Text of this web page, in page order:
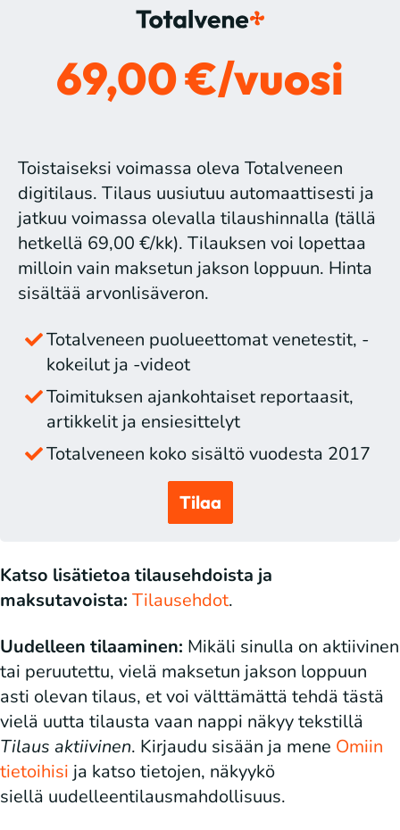
69,00 €/vuosi
Toistaiseksi voimassa oleva Totalveneen
digitilaus. Tilaus uusiutuu automaattisesti ja
jatkuu voimassa olevalla tilaushinnalla (tällä
hetkellä 69,00 €/kk). Tilauksen voi lopettaa
milloin vain maksetun jakson loppuun. Hinta
sisältää arvonlisäveron.
Totalveneen puolueettomat venetestit, -
kokeilut ja -videot
Toimituksen ajankohtaiset reportaasit,
artikkelit ja ensiesittelyt
Totalveneen koko sisältö vuodesta 2017
Tilaa
Katso lisätietoa tilausehdoista ja
maksutavoista: Tilausehdot.
Uudelleen tilaaminen: Mikäli sinulla on aktiivinen
tai peruutettu, vielä maksetun jakson loppuun
asti olevan tilaus, et voi välttämättä tehdä tästä
vielä uutta tilausta vaan nappi näkyy tekstillä
Tilaus aktiivinen. Kirjaudu sisään ja mene Omiin
tietoihisi ja katso tietojen, näkyykö
siellä uudelleentilausmahdollisuus.